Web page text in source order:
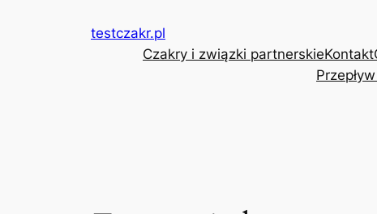
testczakr.pl
Czakry i związki partnerskieKontakt